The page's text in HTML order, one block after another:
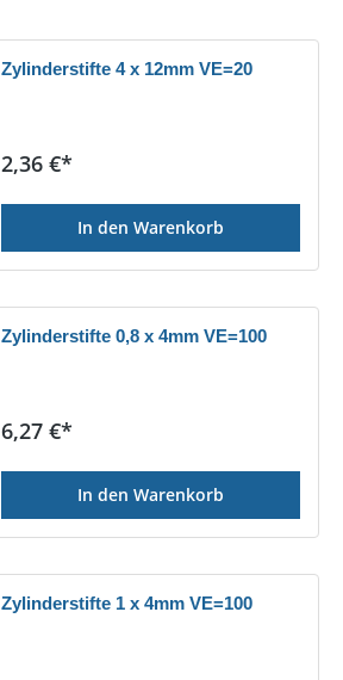
Zylinderstifte 4 x 12mm VE=20
Regulärer Preis:
2,36 €*
In den Warenkorb
Zylinderstifte 0,8 x 4mm VE=100
Regulärer Preis:
6,27 €*
In den Warenkorb
Zylinderstifte 1 x 4mm VE=100